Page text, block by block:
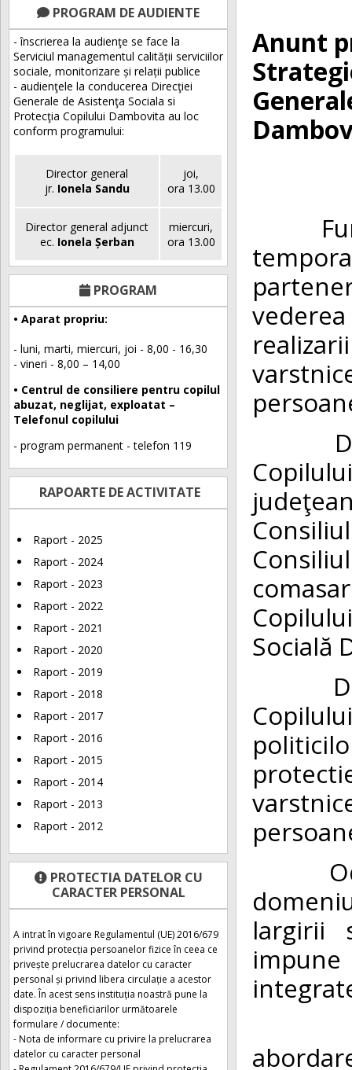
PROGRAM DE AUDIENTE
- înscrierea la audienţe se face la
Serviciul managementul calității serviciilor
sociale, monitorizare și relații publice
- audienţele la conducerea Direcţiei
Generale de Asistenţa Sociala si
Protecţia Copilului Dambovita au loc
conform programului:
Director general
jr. Ionela Sandu
joi,
ora 13.00
Director general adjunct
ec. Ionela Șerban
miercuri,
ora 13.00
PROGRAM
• Aparat propriu:
- luni, marti, miercuri, joi - 8,00 - 16,30
- vineri - 8,00 – 14,00
• Centrul de consiliere pentru copilul
abuzat, neglijat, exploatat –
Telefonul copilului
- program permanent - telefon 119
RAPOARTE DE ACTIVITATE
Raport - 2025
Raport - 2024
Raport - 2023
Raport - 2022
Raport - 2021
Raport - 2020
Raport - 2019
Raport - 2018
Raport - 2017
Raport - 2016
Raport - 2015
Raport - 2014
Raport - 2013
Raport - 2012
PROTECTIA DATELOR CU
CARACTER PERSONAL
A intrat în vigoare Regulamentul (UE) 2016/679
privind protecția persoanelor fizice în ceea ce
privește prelucrarea datelor cu caracter
personal și privind libera circulație a acestor
date. În acest sens instituția noastră pune la
dispoziția beneficiarilor următoarele
formulare / documente:
- Nota de informare cu privire la prelucrarea
datelor cu caracter personal
Anunt
Socială
largirii
impune